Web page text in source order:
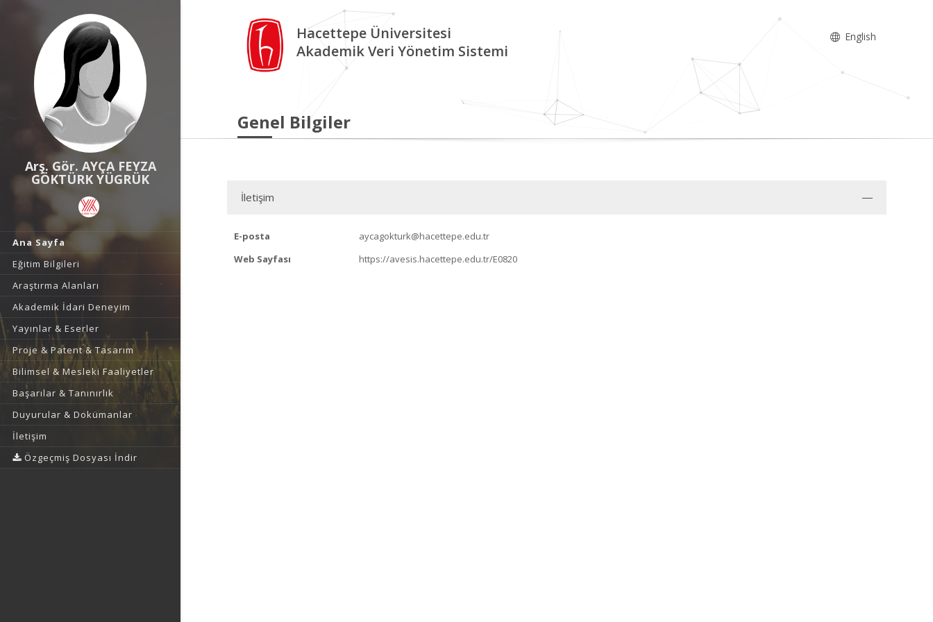
Arş. Gör. AYÇA FEYZA
GÖKTÜRK YÜGRÜK
Ana Sayfa
Eğitim Bilgileri
Araştırma Alanları
Akademik İdari Deneyim
Yayınlar & Eserler
Proje & Patent & Tasarım
Bilimsel & Mesleki Faaliyetler
Başarılar & Tanınırlık
Duyurular & Dokümanlar
İletişim
Özgeçmiş Dosyası İndir
Hacettepe Üniversitesi
Akademik Veri Yönetim Sistemi
English
Genel Bilgiler
İletişim
E-posta
aycagokturk@hacettepe.edu.tr
Web Sayfası
https://avesis.hacettepe.edu.tr/E0820